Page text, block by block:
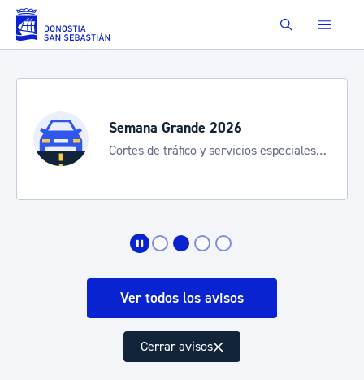
Saltar al contenido principal Buscar
Semana Grande 2026
Cortes de tráfico y servicios especiales
Ver todos los avisos
Cerrar avisos